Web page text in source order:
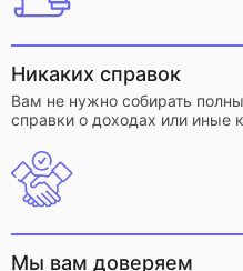
Никаких справок
Вам не нужно собирать
справки о доходах или иные
Мы вам доверяем